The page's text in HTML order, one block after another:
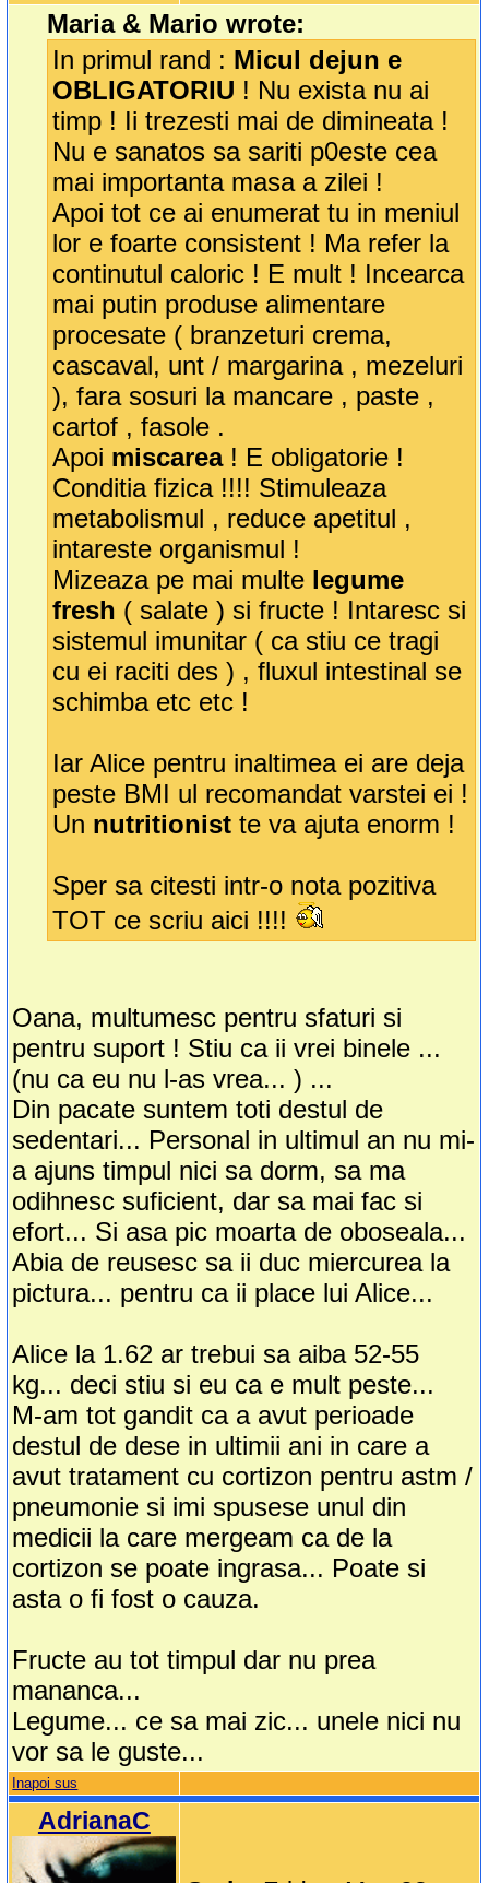
Maria & Mario wrote:
In primul rand : Micul dejun e
OBLIGATORIU ! Nu exista nu ai
timp ! Ii trezesti mai de dimineata !
Nu e sanatos sa sariti p0este cea
mai importanta masa a zilei !
Apoi tot ce ai enumerat tu in meniul
lor e foarte consistent ! Ma refer la
continutul caloric ! E mult ! Incearca
mai putin produse alimentare
procesate ( branzeturi crema,
cascaval, unt / margarina , mezeluri
), fara sosuri la mancare , paste ,
cartof , fasole .
Apoi miscarea! E obligatorie !
Conditia fizica !!!! Stimuleaza
metabolismul , reduce apetitul ,
intareste organismul !
Mizeaza pe mai multe legume
fresh ( salate ) si fructe ! Intaresc si
sistemul imunitar ( ca stiu ce tragi
cu ei raciti des ) , fluxul intestinal se
schimba etc etc !
Iar Alice pentru inaltimea ei are deja
peste BMI ul recomandat varstei ei !
Un nutritionist te va ajuta enorm !
Sper sa citesti intr-o nota pozitiva
TOT ce scriu aici !!!!
Oana, multumesc pentru sfaturi si
pentru suport ! Stiu ca ii vrei binele ...
(nu ca eu nu l-as vrea... ) ...
Din pacate suntem toti destul de
sedentari... Personal in ultimul an nu mi-
a ajuns timpul nici sa dorm, sa ma
odihnesc suficient, dar sa mai fac si
efort... Si asa pic moarta de oboseala...
Abia de reusesc sa ii duc miercurea la
pictura... pentru ca ii place lui Alice...
Alice la 1.62 ar trebui sa aiba 52-55
kg... deci stiu si eu ca e mult peste...
M-am tot gandit ca a avut perioade
destul de dese in ultimii ani in care a
avut tratament cu cortizon pentru astm /
pneumonie si imi spusese unul din
medicii la care mergeam ca de la
cortizon se poate ingrasa... Poate si
asta o fi fost o cauza.
Fructe au tot timpul dar nu prea
mananca...
Legume... ce sa mai zic... unele nici nu
vor sa le guste...
Inapoi sus
AdrianaC